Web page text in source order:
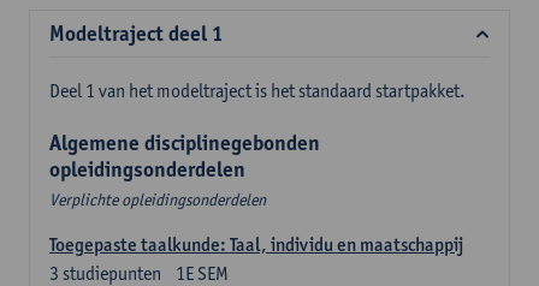
Modeltraject deel 1
Deel 1 van het modeltraject is het standaard startpakket.
Algemene disciplinegebonden
opleidingsonderdelen
Verplichte opleidingsonderdelen
Toegepaste taalkunde: Taal, individu en maatschappij
1E SEM
3 studiepunten